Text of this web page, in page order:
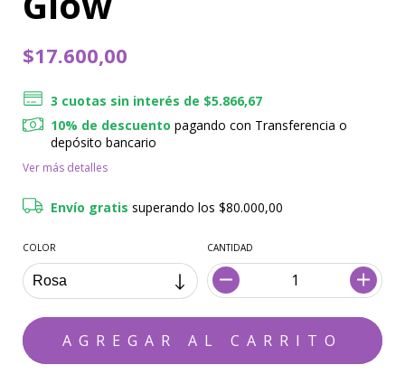
$17.600,00
3 cuotas sin interés de $5.866,67
10% de descuento pagando con Transferencia o
depósito bancario
Ver más detalles
Envío gratissuperando los$80.000,00
COLOR CANTIDAD